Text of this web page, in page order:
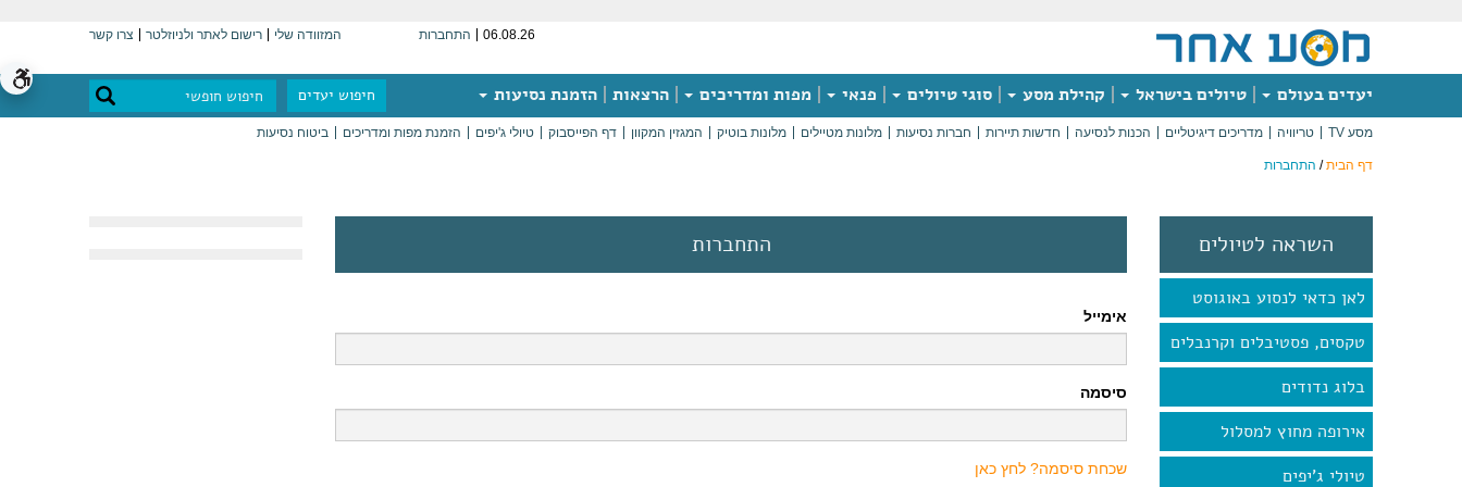
06.08.26 התחברות המזוודה שלי רישום לאתר ולניוזלטר צרו קשר
יעדים בעולם טיולים בישראל קהילת מסע סוגי טיולים פנאי מפות ומדריכים הרצאות הזמנת נסיעות חיפוש יעדים
מסע TV טריוויה מדריכים דיגיטליים הכנות לנסיעה חדשות תיירות חברות נסיעות מלונות מטיילים מלונות בוטיק המגזין המקוון דף הפייסבוק טיולי ג'יפים הזמנת מפות ומדריכים ביטוח נסיעות
דף הבית/ התחברות
השראה לטיולים
לאן כדאי לנסוע באוגוסט
טקסים, פסטיבלים וקרנבלים
בלוג נדודים
אירופה מחוץ למסלול
טיולי ג'יפים
התחברות
אימייל
סיסמה
שכחת סיסמה? לחץ כאן